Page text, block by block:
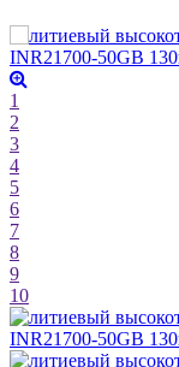
1
2
3
4
5
6
7
8
9
10